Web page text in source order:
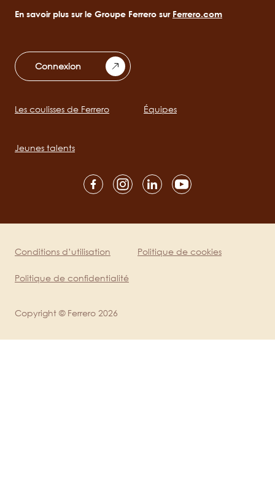
En savoir plus sur le Groupe Ferrero sur Ferrero.com
Connexion
Main
Les coulisses de Ferrero Équipes
Jeunes talents
mobile
Legal
Conditions d’utilisation
Politique de confidentialité
Politique de cookies
Copyright © Ferrero 2026